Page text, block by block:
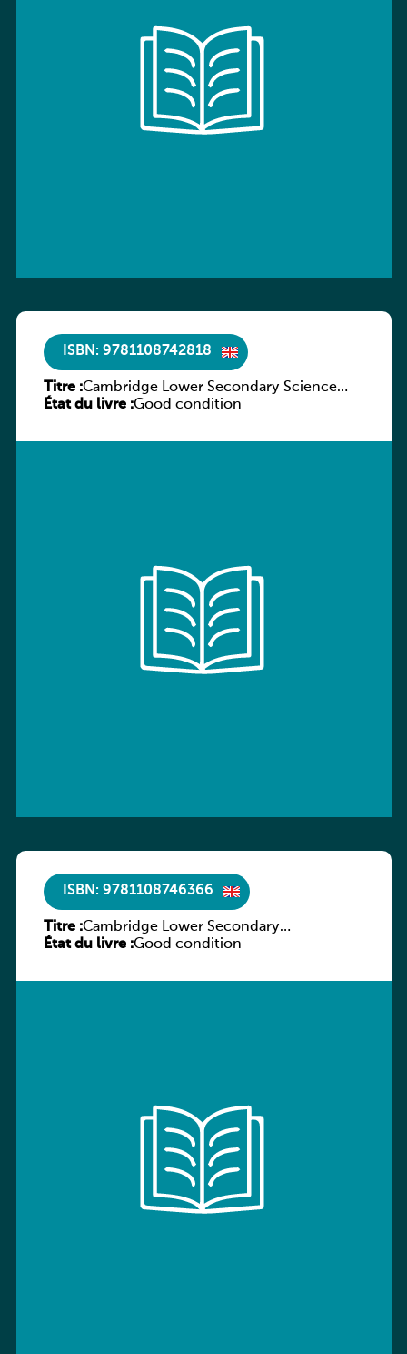
ISBN: 9781108742818
Titre :Cambridge Lower Secondary Science
Workbook with Digital Access Stage 7
État du livre :Good condition
ISBN: 9781108746366
Titre :Cambridge Lower Secondary
Mathematics Workbook 7
État du livre :Good condition